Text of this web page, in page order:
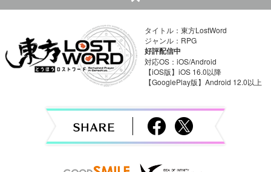
a
v
タイトル：東方LostWord
ジャンル：RPG
好評配信中
対応OS：iOS/Android
【iOS版】iOS 16.0以降
【GooglePlay版】Android 12.0以上